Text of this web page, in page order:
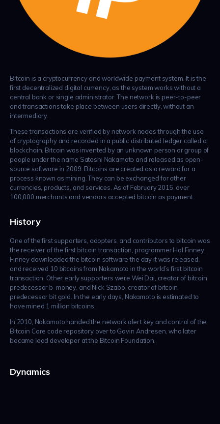
Bitcoin is a cryptocurrency and worldwide payment system. It is the
first decentralized digital currency, as the system works without a
central bank or single administrator. The network is peer-to-peer
and transactions take place between users directly, without an
intermediary.
These transactions are verified by network nodes through the use
of cryptography and recorded in a public distributed ledger called a
blockchain. Bitcoin was invented by an unknown person or group of
people under the name Satoshi Nakamoto and released as open-
source software in 2009. Bitcoins are created as a reward for a
process known as mining. They can be exchanged for other
currencies, products, and services. As of February 2015, over
100,000 merchants and vendors accepted bitcoin as payment.
History
One of the first supporters, adopters, and contributors to bitcoin was
the receiver of the first bitcoin transaction, programmer Hal Finney.
Finney downloaded the bitcoin software the day it was released,
and received 10 bitcoins from Nakamoto in the world’s first bitcoin
transaction. Other early supporters were Wei Dai, creator of bitcoin
predecessor b-money, and Nick Szabo, creator of bitcoin
predecessor bit gold. In the early days, Nakamoto is estimated to
have mined 1 million bitcoins.
In 2010, Nakamoto handed the network alert key and control of the
Bitcoin Core code repository over to Gavin Andresen, who later
became lead developer at the Bitcoin Foundation.
Dynamics